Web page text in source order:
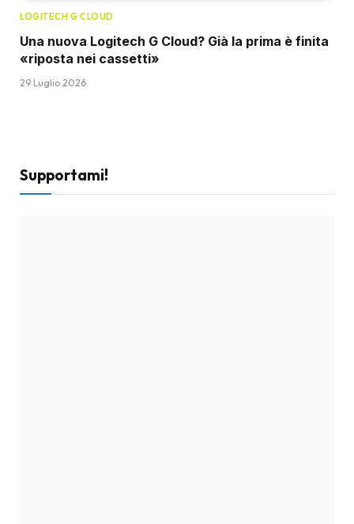
LOGITECH G CLOUD
Una nuova Logitech G Cloud? Già la prima è finita
«riposta nei cassetti»
29 Luglio 2026
Supportami!